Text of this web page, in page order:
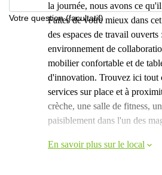
Votre question (facultatif)
la journée, nous avons ce
Faites de votre mieux dans
des espaces de travail
environnement de
mobilier confortable et de
d'innovation. Trouvez ici tout
services sur place et à
crèche, une salle de fitness,
paisiblement dans l'un des
En savoir plus sur le local